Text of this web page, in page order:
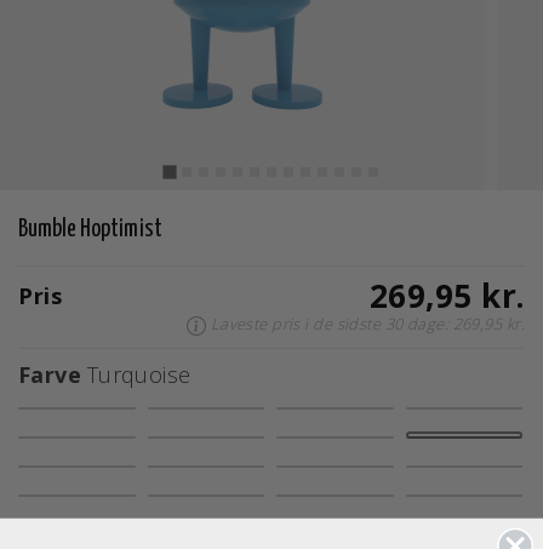
Bumble Hoptimist
Pris 269,95 kr.
Laveste pris i de sidste 30 dage: 269,95 kr.
Farve Turquoise
valgte